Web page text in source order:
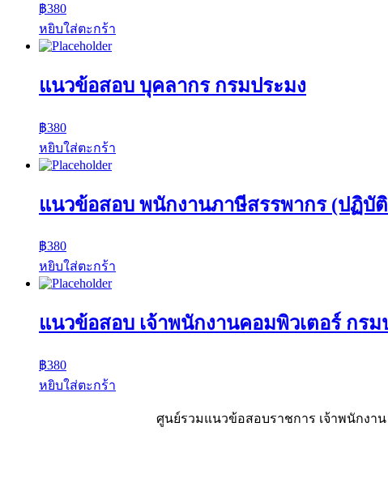
฿380
หยิบใส่ตะกร้า
แนวข้อสอบ บุคลากร กรมประมง
฿380
หยิบใส่ตะกร้า
แนวข้อสอบ พนักงานภาษีสรรพากร (ปฏิบั
฿380
หยิบใส่ตะกร้า
แนวข้อสอบ เจ้าพนักงานคอมพิวเตอร์ กรม
฿380
หยิบใส่ตะกร้า
ศูนย์รวมแนวข้อสอบราชการ เจ้าพนักงา